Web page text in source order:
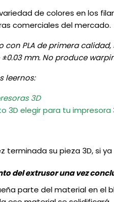
de colores en los
comerciales del mercado.
con PLA de primera
mm. No produce
leernos:
3D
3D elegir para tu impresora
terminada su pieza 3D, si
del extrusor una vez
parte del material en el